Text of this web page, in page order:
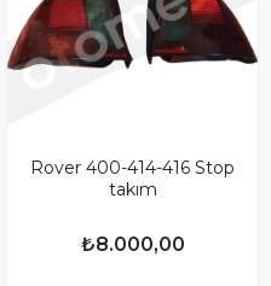
Rover 400-414-416 Stop
takım
₺8.000,00